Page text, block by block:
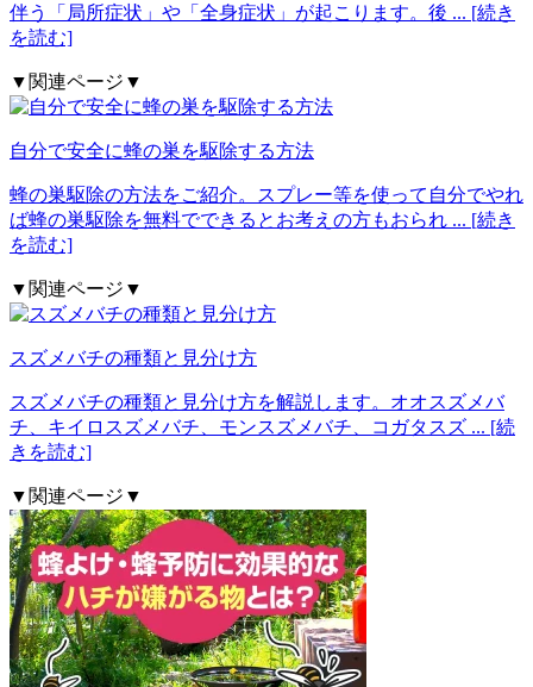
伴う「局所症状」や「全身症状」が起こります。後 ... [続き
を読む]
▼関連ページ▼
自分で安全に蜂の巣を駆除する方法
蜂の巣駆除の方法をご紹介。スプレー等を使って自分でやれ
ば蜂の巣駆除を無料でできるとお考えの方もおられ ... [続き
を読む]
▼関連ページ▼
スズメバチの種類と見分け方
スズメバチの種類と見分け方を解説します。オオスズメバ
チ、キイロスズメバチ、モンスズメバチ、コガタスズ ... [続
きを読む]
▼関連ページ▼